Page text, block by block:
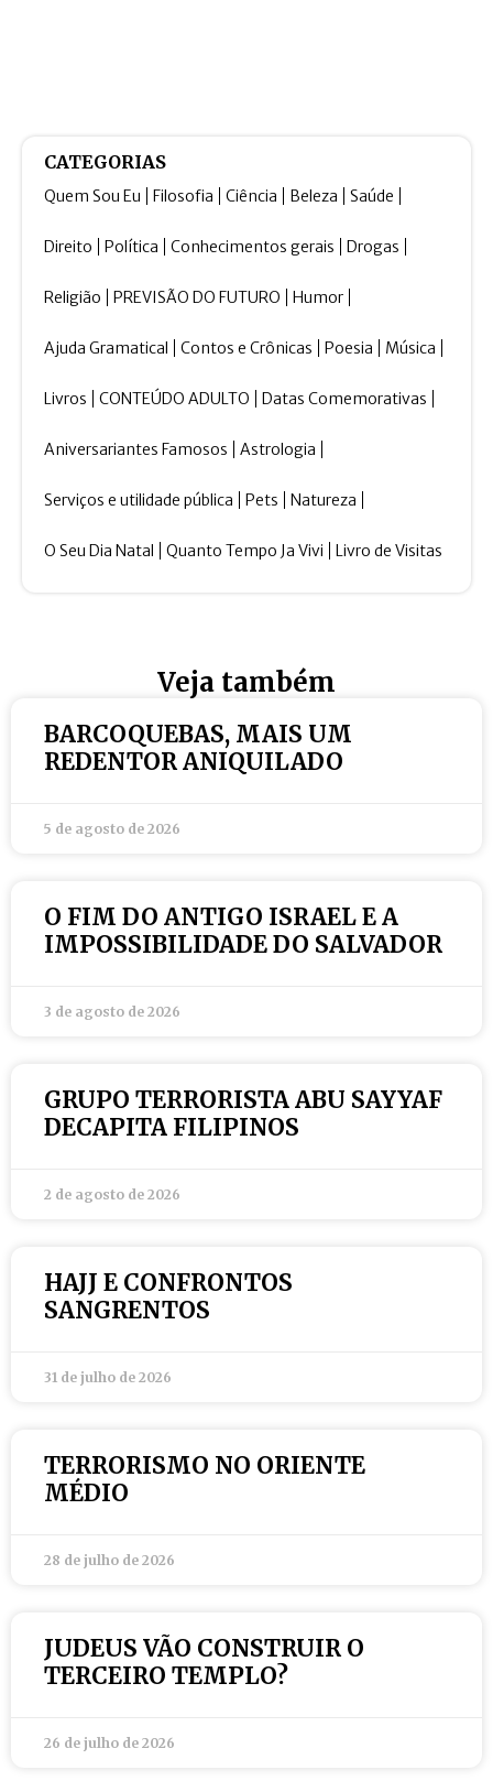
CATEGORIAS
Quem Sou Eu Filosofia Ciência Beleza Saúde
Direito Política Conhecimentos gerais Drogas
Religião PREVISÃO DO FUTURO Humor
Ajuda Gramatical Contos e Crônicas Poesia Música
Livros CONTEÚDO ADULTO Datas Comemorativas
Aniversariantes Famosos Astrologia
Serviços e utilidade pública Pets Natureza
O Seu Dia Natal Quanto Tempo Ja Vivi Livro de Visitas
Veja também
BARCOQUEBAS, MAIS UM
REDENTOR ANIQUILADO
5 de agosto de 2026
O FIM DO ANTIGO ISRAEL E A
IMPOSSIBILIDADE DO SALVADOR
3 de agosto de 2026
GRUPO TERRORISTA ABU SAYYAF
DECAPITA FILIPINOS
2 de agosto de 2026
HAJJ E CONFRONTOS
SANGRENTOS
31 de julho de 2026
TERRORISMO NO ORIENTE
MÉDIO
28 de julho de 2026
JUDEUS VÃO CONSTRUIR O
TERCEIRO TEMPLO?
26 de julho de 2026